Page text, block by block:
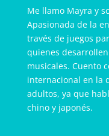
Me llamo Mayra y
Apasionada de la
través de juegos
quienes
musicales. Cuento
internacional en la
adultos, ya que
chino y japonés.